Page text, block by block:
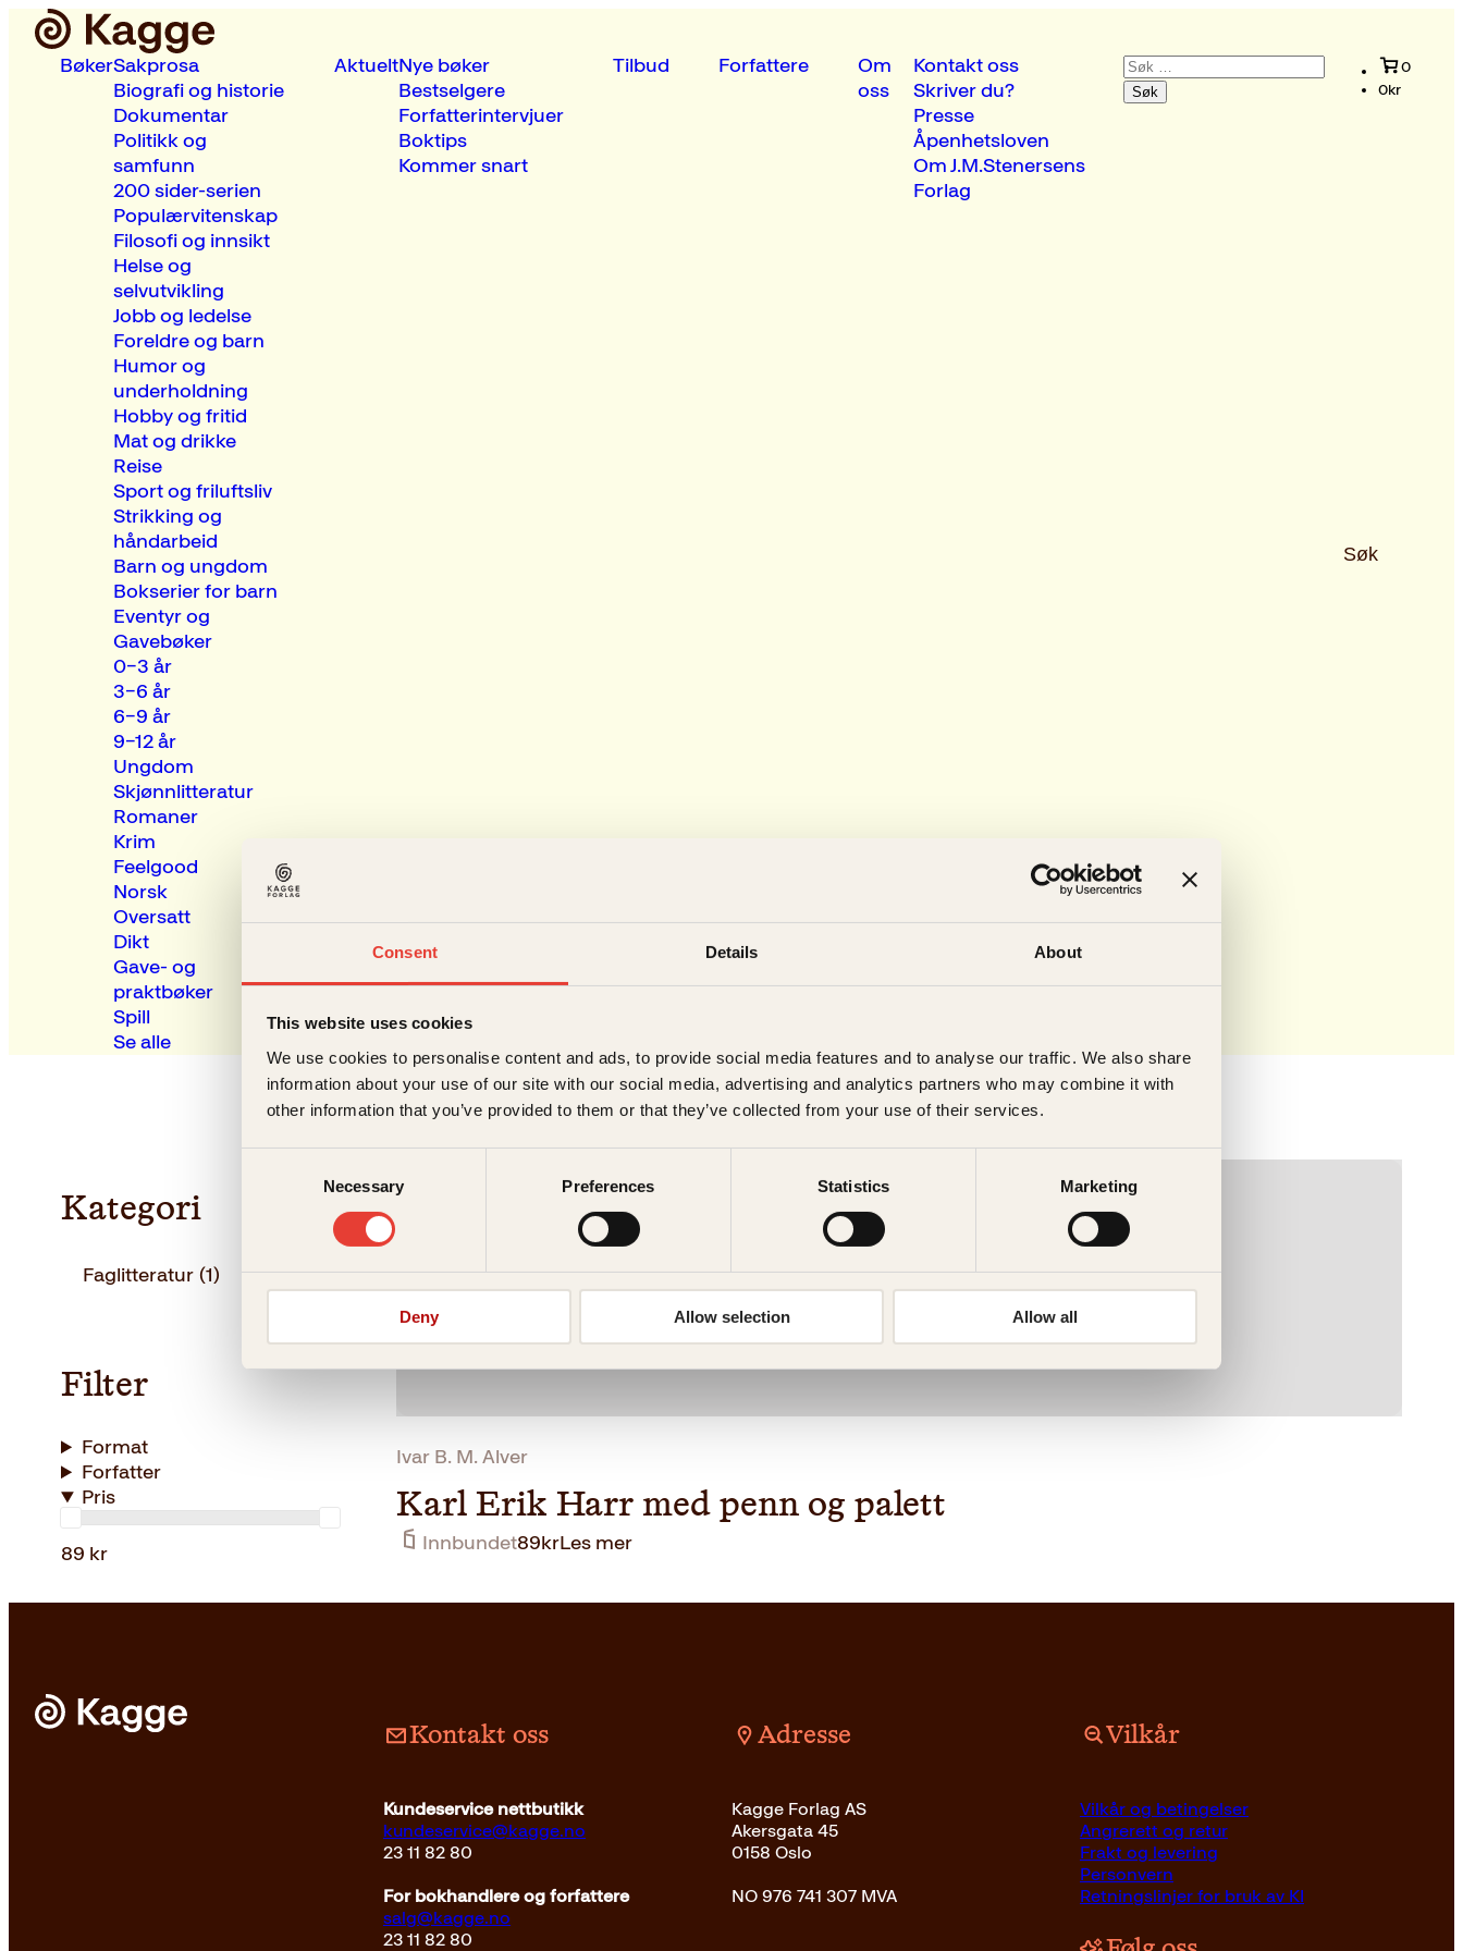
Consent Details About
This website uses cookies
We use cookies to personalise content and ads, to provide social media features and to analyse our traffic. We also share
information about your use of our site with our social media, advertising and analytics partners who may combine it with
other information that you’ve provided to them or that they’ve collected from your use of their services.
Necessary Preferences Statistics Marketing
Deny Allow selection Allow all
BøkerSakprosa
Biografi og historie
Dokumentar
Politikk og
samfunn
200 sider-serien
Populærvitenskap
Filosofi og innsikt
Helse og
selvutvikling
Jobb og ledelse
Foreldre og barn
Humor og
underholdning
Hobby og fritid
Mat og drikke
Reise
Sport og friluftsliv
Strikking og
håndarbeid
Barn og ungdom
Bokserier for barn
Eventyr og
Gavebøker
0–3 år
3–6 år
6–9 år
9–12 år
Ungdom
Skjønnlitteratur
Romaner
Krim
Feelgood
Norsk
Oversatt
Dikt
Gave- og
praktbøker
Spill
Se alle
AktueltNye bøker
Bestselgere
Forfatterintervjuer
Boktips
Kommer snart
Tilbud Forfattere
Om
oss
Kontakt oss
Skriver du?
Presse
Åpenhetsloven
Om J.M.Stenersens
Forlag
Søk
etter:
Søk
0
0kr
Kategori
Faglitteratur (1)
Filter
Format
Forfatter
Pris
89 kr
K
Ivar B. M. Alver
Karl Erik Harr med penn og palett
Innbundet89krLes mer
Kontakt oss
Kundeservice nettbutikk
kundeservice@kagge.no
23 11 82 80
For bokhandlere og forfattere
salg@kagge.no
23 11 82 80
Adresse
Kagge Forlag AS
Akersgata 45
0158 Oslo
NO 976 741 307 MVA
Vilkår
Vilkår og betingelser
Angrerett og retur
Frakt og levering
Personvern
Retningslinjer for bruk av KI